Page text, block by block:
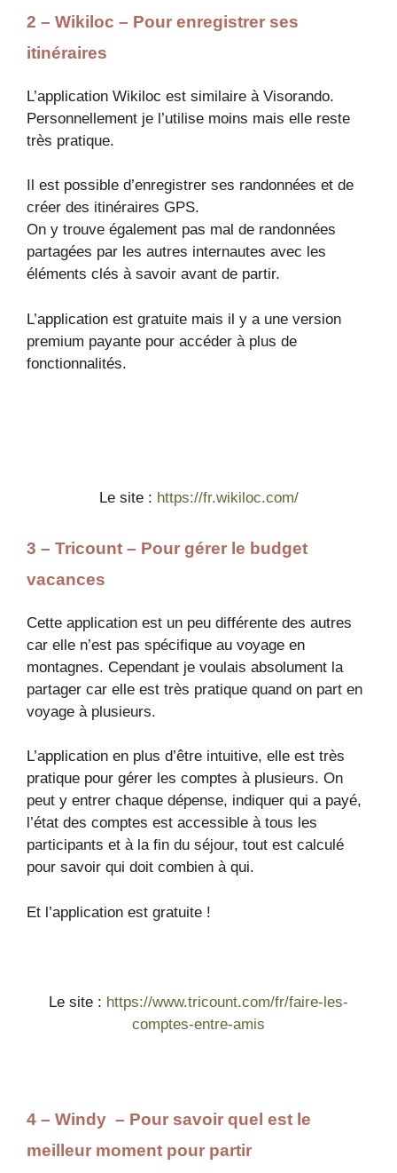
2 – Wikiloc – Pour enregistrer ses
itinéraires
L’application Wikiloc est similaire à Visorando.
Personnellement je l’utilise moins mais elle reste
très pratique.
Il est possible d’enregistrer ses randonnées et de
créer des itinéraires GPS.
On y trouve également pas mal de randonnées
partagées par les autres internautes avec les
éléments clés à savoir avant de partir.
L’application est gratuite mais il y a une version
premium payante pour accéder à plus de
fonctionnalités.
Le site : https://fr.wikiloc.com/
3 – Tricount – Pour gérer le budget
vacances
Cette application est un peu différente des autres
car elle n’est pas spécifique au voyage en
montagnes. Cependant je voulais absolument la
partager car elle est très pratique quand on part en
voyage à plusieurs.
L’application en plus d’être intuitive, elle est très
pratique pour gérer les comptes à plusieurs. On
peut y entrer chaque dépense, indiquer qui a payé,
l’état des comptes est accessible à tous les
participants et à la fin du séjour, tout est calculé
pour savoir qui doit combien à qui.
Et l’application est gratuite !
Le site : https://www.tricount.com/fr/faire-les-
comptes-entre-amis
4 – Windy – Pour savoir quel est le
meilleur moment pour partir